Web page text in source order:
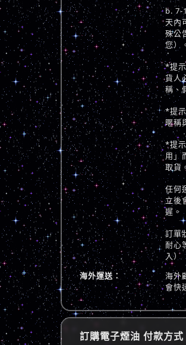
b. 7-
天內
殊公
您）
*提
貨人
稱、
*提
暱稱
*提
用」
取貨
任何
立後
遲。
訂單
耐心
入）
海外運送：
海外
會快
訂購電子煙油 付款方式